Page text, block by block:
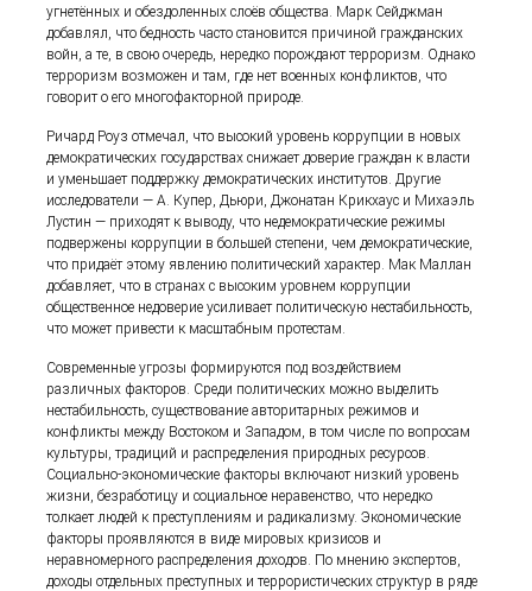
угнетённых и обездоленных слоёв общества. Марк Сейджман
добавлял, что бедность часто становится причиной гражданских
войн, а те, в свою очередь, нередко порождают терроризм. Однако
терроризм возможен и там, где нет военных конфликтов, что
говорит о его многофакторной природе.
Ричард Роуз отмечал, что высокий уровень коррупции в новых
демократических государствах снижает доверие граждан к власти
и уменьшает поддержку демократических институтов. Другие
исследователи — А. Купер, Дьюри, Джонатан Крикхаус и Михаэль
Лустин — приходят к выводу, что недемократические режимы
подвержены коррупции в большей степени, чем демократические,
что придаёт этому явлению политический характер. Мак Маллан
добавляет, что в странах с высоким уровнем коррупции
общественное недоверие усиливает политическую нестабильность,
что может привести к масштабным протестам.
Современные угрозы формируются под воздействием
различных факторов. Среди политических можно выделить
нестабильность, существование авторитарных режимов и
конфликты между Востоком и Западом, в том числе по вопросам
культуры, традиций и распределения природных ресурсов.
Социально-экономические факторы включают низкий уровень
жизни, безработицу и социальное неравенство, что нередко
толкает людей к преступлениям и радикализму. Экономические
факторы проявляются в виде мировых кризисов и
неравномерного распределения доходов. По мнению экспертов,
доходы отдельных преступных и террористических структур в ряде